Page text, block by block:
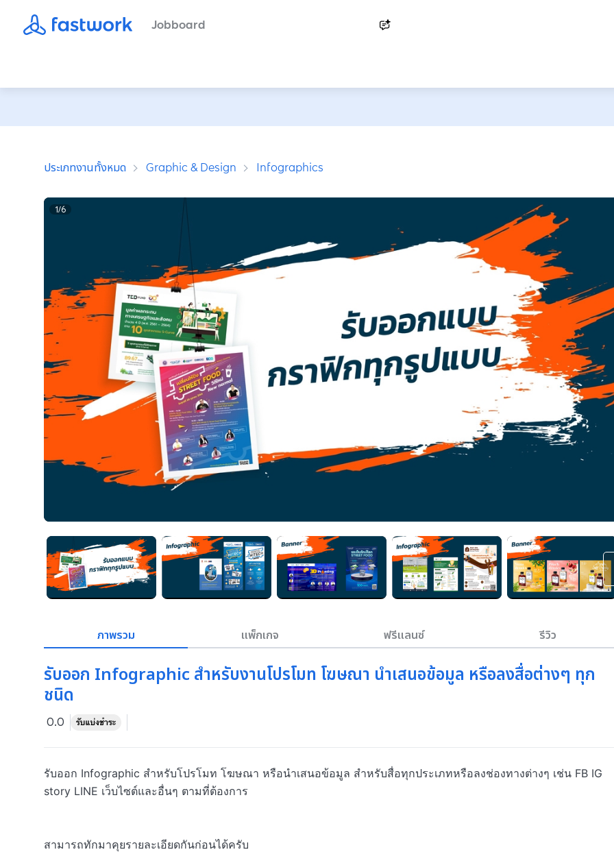
Jobboard
ประเภทงานทั้งหมด Graphic & Design Infographics
1/6
ภาพรวม แพ็กเกจ ฟรีแลนซ์ รีวิว
รับออก Infographic สำหรับงานโปรโมท โฆษณา นำเสนอข้อมูล หรือลงสื่อต่างๆ ทุก
ชนิด
0.0
รับออก Infographic สำหรับโปรโมท โฆษณา หรือนำเสนอข้อมูล สำหรับสื่อทุกประเภทหรือลงช่องทางต่างๆ เช่น FB IG
story LINE เว็บไซต์และอื่นๆ ตามที่ต้องการ
สามารถทักมาคุยรายละเอียดกันก่อนได้ครับ